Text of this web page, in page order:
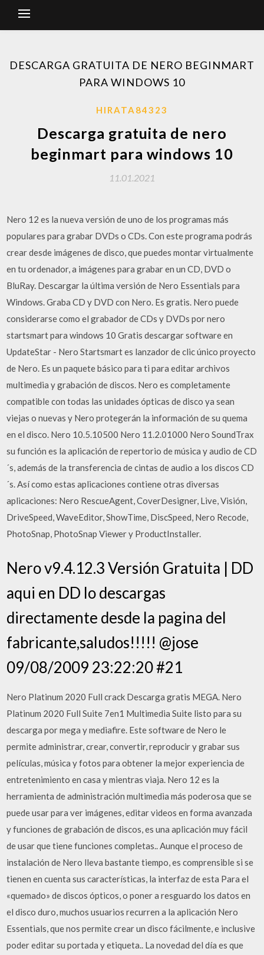
DESCARGA GRATUITA DE NERO BEGINMART
PARA WINDOWS 10
HIRATA84323
Descarga gratuita de nero
beginmart para windows 10
11.01.2021
Nero 12 es la nueva versión de uno de los programas más
populares para grabar DVDs o CDs. Con este programa podrás
crear desde imágenes de disco, que puedes montar virtualmente
en tu ordenador, a imágenes para grabar en un CD, DVD o
BluRay. Descargar la última versión de Nero Essentials para
Windows. Graba CD y DVD con Nero. Es gratis. Nero puede
considerarse como el grabador de CDs y DVDs por nero
startsmart para windows 10 Gratis descargar software en
UpdateStar - Nero Startsmart es lanzador de clic único proyecto
de Nero. Es un paquete básico para ti para editar archivos
multimedia y grabación de discos. Nero es completamente
compatible con todas las unidades ópticas de disco ya sean
viejas o nuevas y Nero protegerán la información de su quema
en el disco. Nero 10.5.10500 Nero 11.2.01000 Nero SoundTrax
su función es la aplicación de repertorio de música y audio de CD
´s, además de la transferencia de cintas de audio a los discos CD
´s. Así como estas aplicaciones contiene otras diversas
aplicaciones: Nero RescueAgent, CoverDesigner, Live, Visión,
DriveSpeed, WaveEditor, ShowTime, DiscSpeed, Nero Recode,
PhotoSnap, PhotoSnap Viewer y ProductInstaller.
Nero v9.4.12.3 Versión Gratuita | DD
aqui en DD lo descargas
directamente desde la pagina del
fabricante,saludos!!!!! @jose
09/08/2009 23:22:20 #21
Nero Platinum 2020 Full crack Descarga gratis MEGA. Nero
Platinum 2020 Full Suite 7en1 Multimedia Suite listo para su
descarga por mega y mediafire. Este software de Nero le
permite administrar, crear, convertir, reproducir y grabar sus
películas, música y fotos para obtener la mejor experiencia de
entretenimiento en casa y mientras viaja. Nero 12 es la
herramienta de administración multimedia más poderosa que se
puede usar para ver imágenes, editar videos en forma avanzada
y funciones de grabación de discos, es una aplicación muy fácil
de usar que tiene funciones completas.. Aunque el proceso de
instalación de Nero lleva bastante tiempo, es comprensible si se
tienen en cuenta sus características, la interfaz de esta Para el
«quemado» de discos ópticos, o poner a resguardo los datos en
el disco duro, muchos usuarios recurren a la aplicación Nero
Essentials, que nos permite crear un disco fácilmente, e inclusive
poder editar su portada y etiqueta.. La novedad del día es que